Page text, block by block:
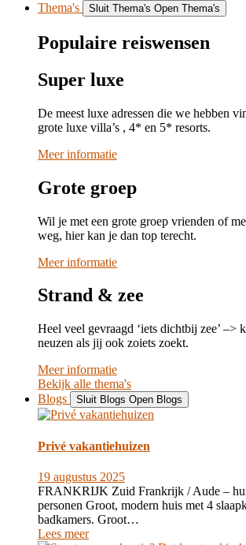
Thema's
Sluit Thema's Open Thema's
Populaire reiswensen
Super luxe
De meest luxe adressen die we hebben
grote luxe villa’s , 4* en 5* resorts.
Meer informatie
Grote groep
Wil je met een grote groep vrienden of
weg, hier kan je dan top terecht.
Meer informatie
Strand & zee
Heel veel gevraagd ‘iets dichtbij zee’ –>
neuzen als jij ook zoiets zoekt.
Meer informatie
Bekijk alle thema's
Blogs
Sluit Blogs Open Blogs
Privé vakantiehuizen
19 augustus 2025
FRANKRIJK Zuid Frankrijk / Aude –
personen Groot, modern huis met 4
badkamers. Groot…
Lees meer